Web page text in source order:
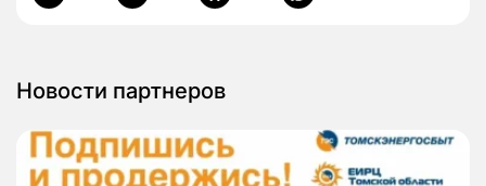
Новости партнеров